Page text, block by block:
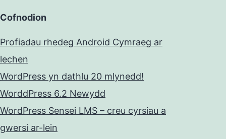
Cofnodion
Profiadau rhedeg Android Cymraeg ar
lechen
WordPress yn dathlu 20 mlynedd!
WorddPress 6.2 Newydd
WordPress Sensei LMS – creu cyrsiau a
gwersi ar-lein